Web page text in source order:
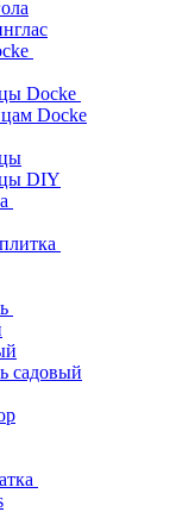
Docke
Docke
DIY
садовый